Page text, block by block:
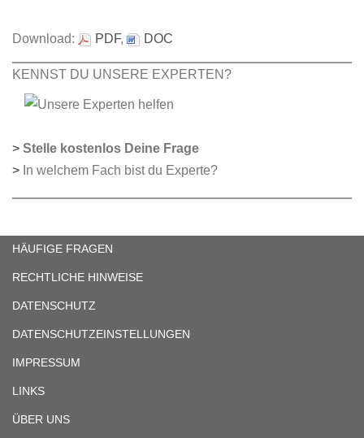
Download: PDF, DOC
KENNST DU UNSERE EXPERTEN?
> Stelle kostenlos Deine Frage
> In welchem Fach bist du Experte?
HÄUFIGE FRAGEN
RECHTLICHE HINWEISE
DATENSCHUTZ
DATENSCHUTZEINSTELLUNGEN
IMPRESSUM
LINKS
ÜBER UNS